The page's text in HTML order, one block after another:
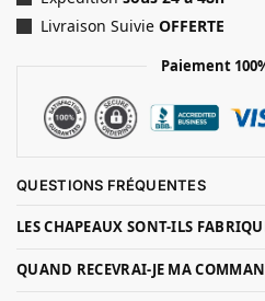
Livraison Suivie OFFERTE
Paiement
QUESTIONS FRÉQUENTES
LES CHAPEAUX SONT-ILS
QUAND RECEVRAI-JE MA